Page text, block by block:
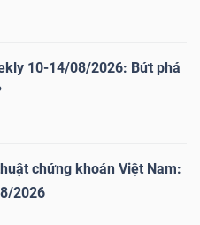
10-14/08/2026: Bứt phá
chứng khoán Việt Nam:
2026